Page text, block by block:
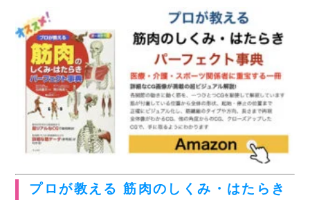
プロが教える 筋肉のしくみ・はたらき